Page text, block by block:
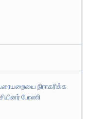
நிராகரிக்க
பேரணி